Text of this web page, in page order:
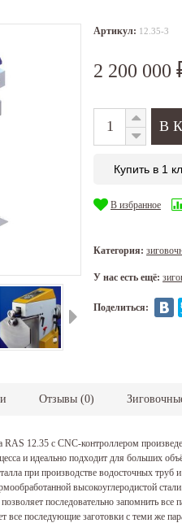
Артикул: 12.35-3
2 200 000
Купить в 1
В избранное
Категория:
У нас есть ещё:
Поделиться:
Отзывы (0)
12.35 с CNC-контроллером
и идеально подходит для больших
при производстве водосточных
высокоуглеродистой
последовательно запомнить
все последующие заготовки с теми же